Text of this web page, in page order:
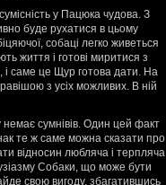
у Пацюка чудова. З
буде рухатися в цьому
собаці легко живеться
життя і готові миритися з
і саме це Щур готова дати. На
з усіх можливих. В ній
сумнівів. Один цей факт
те ж саме можна сказати про
відносин любляча і терпляча
Собаки, що може бути
свою вигоду, збагатившись